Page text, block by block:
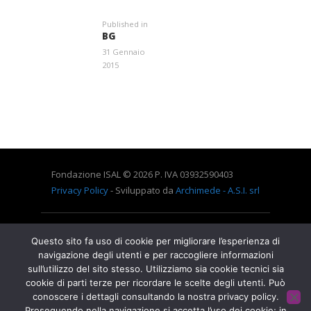
Published in
BG
31 Gennaio
2015
Fondazione ISAL © 2026 P. IVA 03932590403
Privacy Policy- Sviluppato da Archimede - A.S.I. srl
HOME CONTATTACI
Questo sito fa uso di cookie per migliorare l’esperienza di
navigazione degli utenti e per raccogliere informazioni
sull’utilizzo del sito stesso. Utilizziamo sia cookie tecnici sia
cookie di parti terze per ricordare le scelte degli utenti. Può
conoscere i dettagli consultando la nostra privacy policy.